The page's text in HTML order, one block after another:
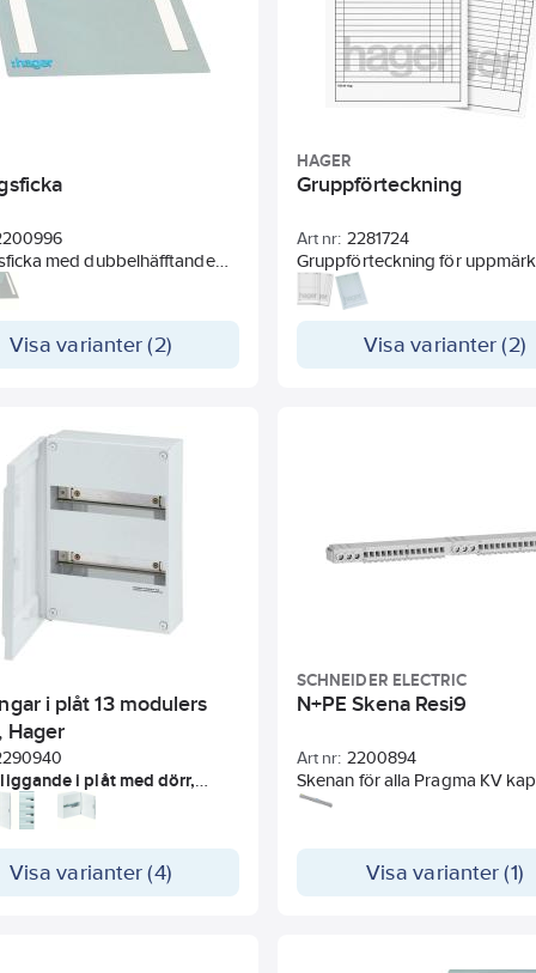
med dubbelhäfftande
för
av normcentraler.
Visa varianter (2)
HAGER
Gruppförteckning
Art nr: 2281724
Gruppförteckning för
normcentraler
Visa varianter (2)
i plåt 13 modulers
Hager
i plåt med dörr,
Gamma
för upp till 72 modulker för
9010) plåt. Kapslingarna
Visa varianter (4)
SCHNEIDER ELECTRIC
N+PE Skena Resi9
Art nr: 2200894
Skenan för alla Pragma KV
Skenan monteras i övre eller
Visa varianter (1)